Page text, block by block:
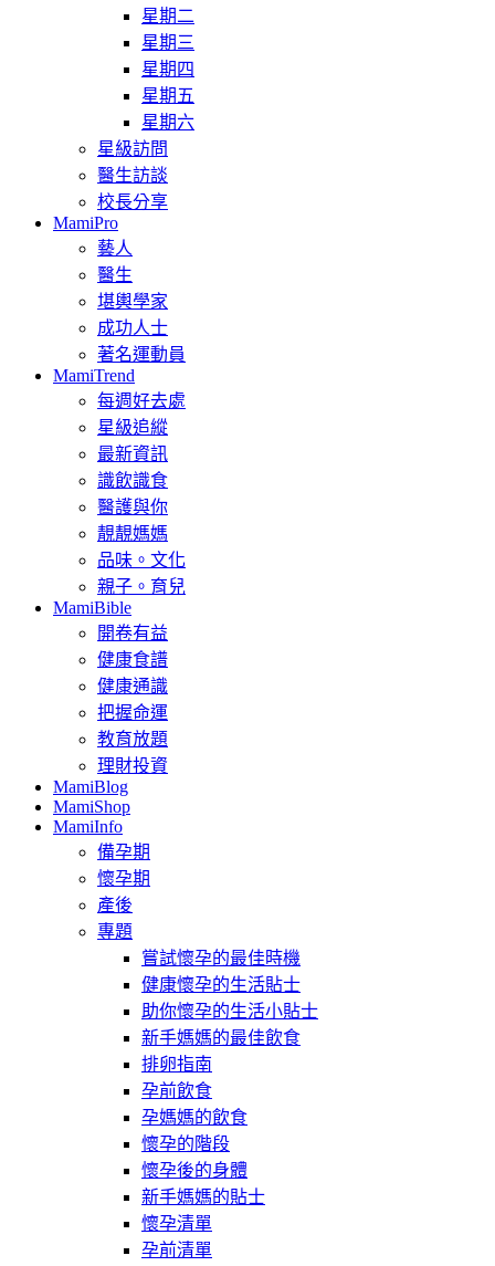
星期二
星期三
星期四
星期五
星期六
星級訪問
醫生訪談
校長分享
MamiPro
藝人
醫生
堪輿學家
成功人士
著名運動員
MamiTrend
每週好去處
星級追縱
最新資訊
識飲識食
醫護與你
靚靚媽媽
品味。文化
親子。育兒
MamiBible
開卷有益
健康食譜
健康通識
把握命運
教育放題
理財投資
MamiBlog
MamiShop
MamiInfo
備孕期
懷孕期
產後
專題
嘗試懷孕的最佳時機
健康懷孕的生活貼士
助你懷孕的生活小貼士
新手媽媽的最佳飲食
排卵指南
孕前飲食
孕媽媽的飲食
懷孕的階段
懷孕後的身體
新手媽媽的貼士
懷孕清單
孕前清單